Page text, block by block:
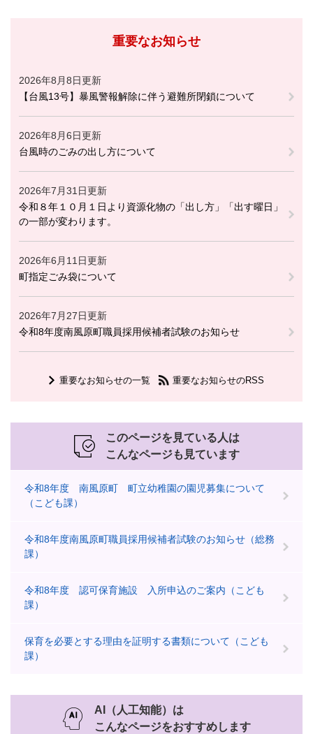
重要なお知らせ
2026年8月8日更新
【台風13号】暴風警報解除に伴う避難所閉鎖について
2026年8月6日更新
台風時のごみの出し方について
2026年7月31日更新
令和８年１０月１日より資源化物の「出し方」「出す曜日」
の一部が変わります。
2026年6月11日更新
町指定ごみ袋について
2026年7月27日更新
令和8年度南風原町職員採用候補者試験のお知らせ
重要なお知らせの一覧 重要なお知らせのRSS
このページを見ている人は
こんなページも見ています
令和8年度 南風原町 町立幼稚園の園児募集について
（こども課）
令和8年度南風原町職員採用候補者試験のお知らせ（総務
課）
令和8年度 認可保育施設 入所申込のご案内（こども
課）
保育を必要とする理由を証明する書類について（こども
課）
AI（人工知能）は
こんなページをおすすめします